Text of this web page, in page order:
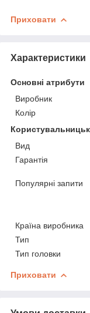
Приховати
Характеристики
Основні атрибути
Виробник
Колір
Вид
Гарантія
Популярні запити
Країна виробника
Тип
Тип головки
Приховати